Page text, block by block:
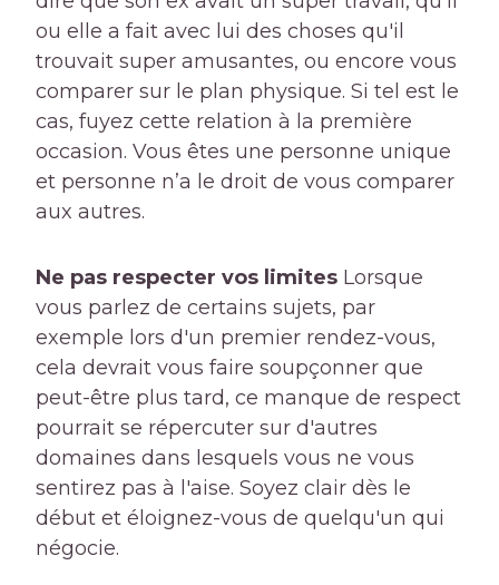
ou elle a fait avec lui des choses qu'il
trouvait super amusantes, ou encore vous
comparer sur le plan physique. Si tel est le
cas, fuyez cette relation à la première
occasion. Vous êtes une personne unique
et personne n’a le droit de vous comparer
aux autres.
Ne pas respecter vos limites Lorsque
vous parlez de certains sujets, par
exemple lors d'un premier rendez-vous,
cela devrait vous faire soupçonner que
peut-être plus tard, ce manque de respect
pourrait se répercuter sur d'autres
domaines dans lesquels vous ne vous
sentirez pas à l'aise. Soyez clair dès le
début et éloignez-vous de quelqu'un qui
négocie.